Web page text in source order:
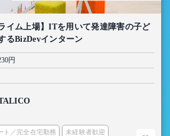
イム上場】ITを用いて発達障害の子ど
るBizDevインターン
円
ト／完全在宅勤務 未経験者歓迎